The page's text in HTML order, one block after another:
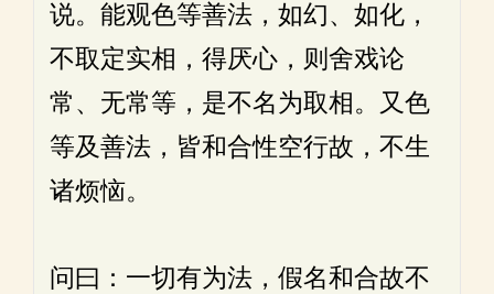
说。能观色等善法，如幻、如化，
不取定实相，得厌心，则舍戏论
常、无常等，是不名为取相。又色
等及善法，皆和合性空行故，不生
诸烦恼。
问曰：一切有为法，假名和合故不